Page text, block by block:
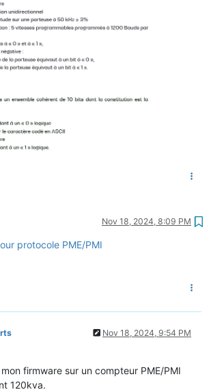
Nov 18, 2024, 8:09 PM
protocole PME/PMI
Nov 18, 2024, 9:54 PM
firmware sur un compteur PME/PMI
120kva.